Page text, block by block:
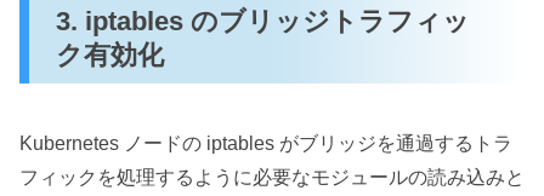
3. iptables のブリッジトラフィッ
ク有効化
Kubernetes ノードの iptables がブリッジを通過するトラ
フィックを処理するように必要なモジュールの読み込みと